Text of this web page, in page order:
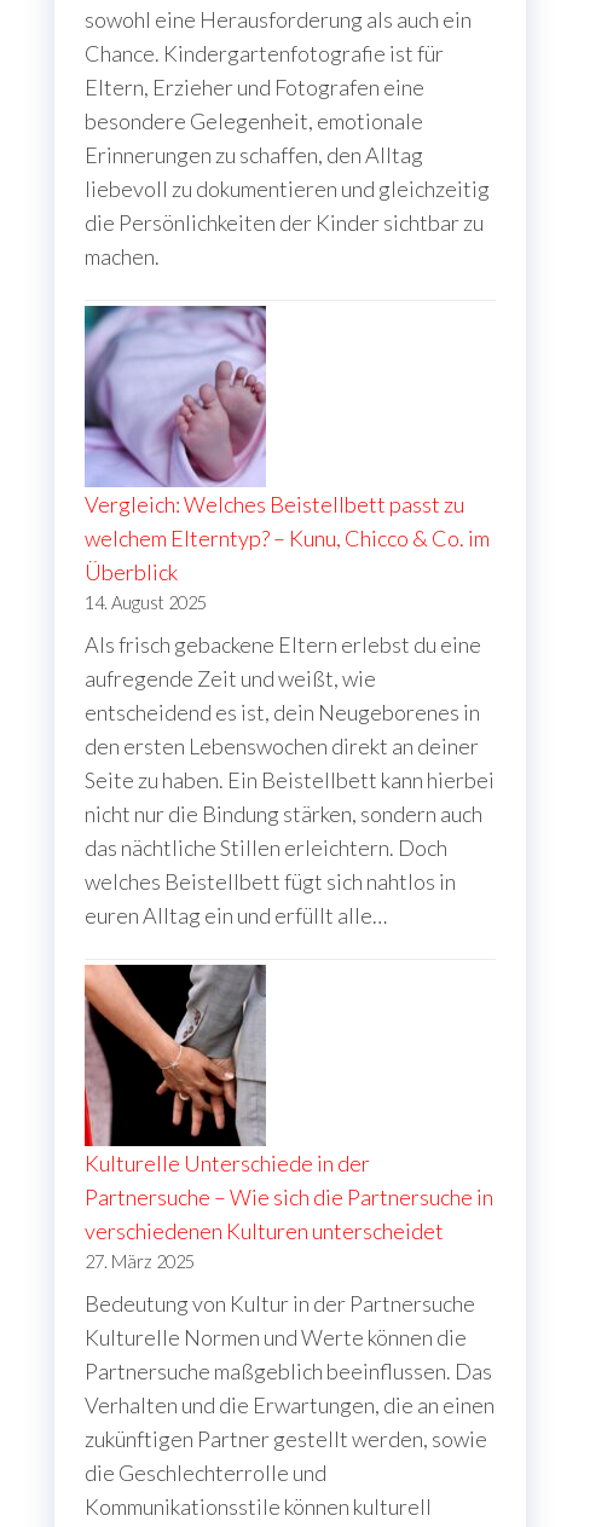
sowohl eine Herausforderung als auch ein
Chance. Kindergartenfotografie ist für
Eltern, Erzieher und Fotografen eine
besondere Gelegenheit, emotionale
Erinnerungen zu schaffen, den Alltag
liebevoll zu dokumentieren und gleichzeitig
die Persönlichkeiten der Kinder sichtbar zu
machen.
Vergleich: Welches Beistellbett passt zu
welchem Elterntyp? – Kunu, Chicco & Co. im
Überblick
14. August 2025
Als frisch gebackene Eltern erlebst du eine
aufregende Zeit und weißt, wie
entscheidend es ist, dein Neugeborenes in
den ersten Lebenswochen direkt an deiner
Seite zu haben. Ein Beistellbett kann hierbei
nicht nur die Bindung stärken, sondern auch
das nächtliche Stillen erleichtern. Doch
welches Beistellbett fügt sich nahtlos in
euren Alltag ein und erfüllt alle…
Kulturelle Unterschiede in der
Partnersuche – Wie sich die Partnersuche in
verschiedenen Kulturen unterscheidet
27. März 2025
Bedeutung von Kultur in der Partnersuche
Kulturelle Normen und Werte können die
Partnersuche maßgeblich beeinflussen. Das
Verhalten und die Erwartungen, die an einen
zukünftigen Partner gestellt werden, sowie
die Geschlechterrolle und
Kommunikationsstile können kulturell